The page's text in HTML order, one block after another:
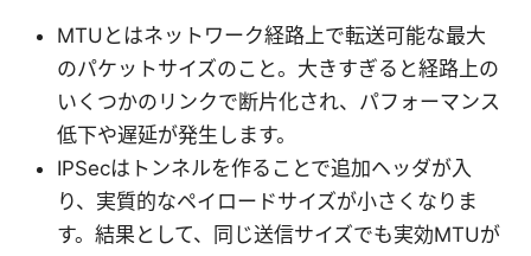
MTUとはネットワーク経路上で転送可能な最大
のパケットサイズのこと。大きすぎると経路上の
いくつかのリンクで断片化され、パフォーマンス
低下や遅延が発生します。
IPSecはトンネルを作ることで追加ヘッダが入
り、実質的なペイロードサイズが小さくなりま
す。結果として、同じ送信サイズでも実効MTUが